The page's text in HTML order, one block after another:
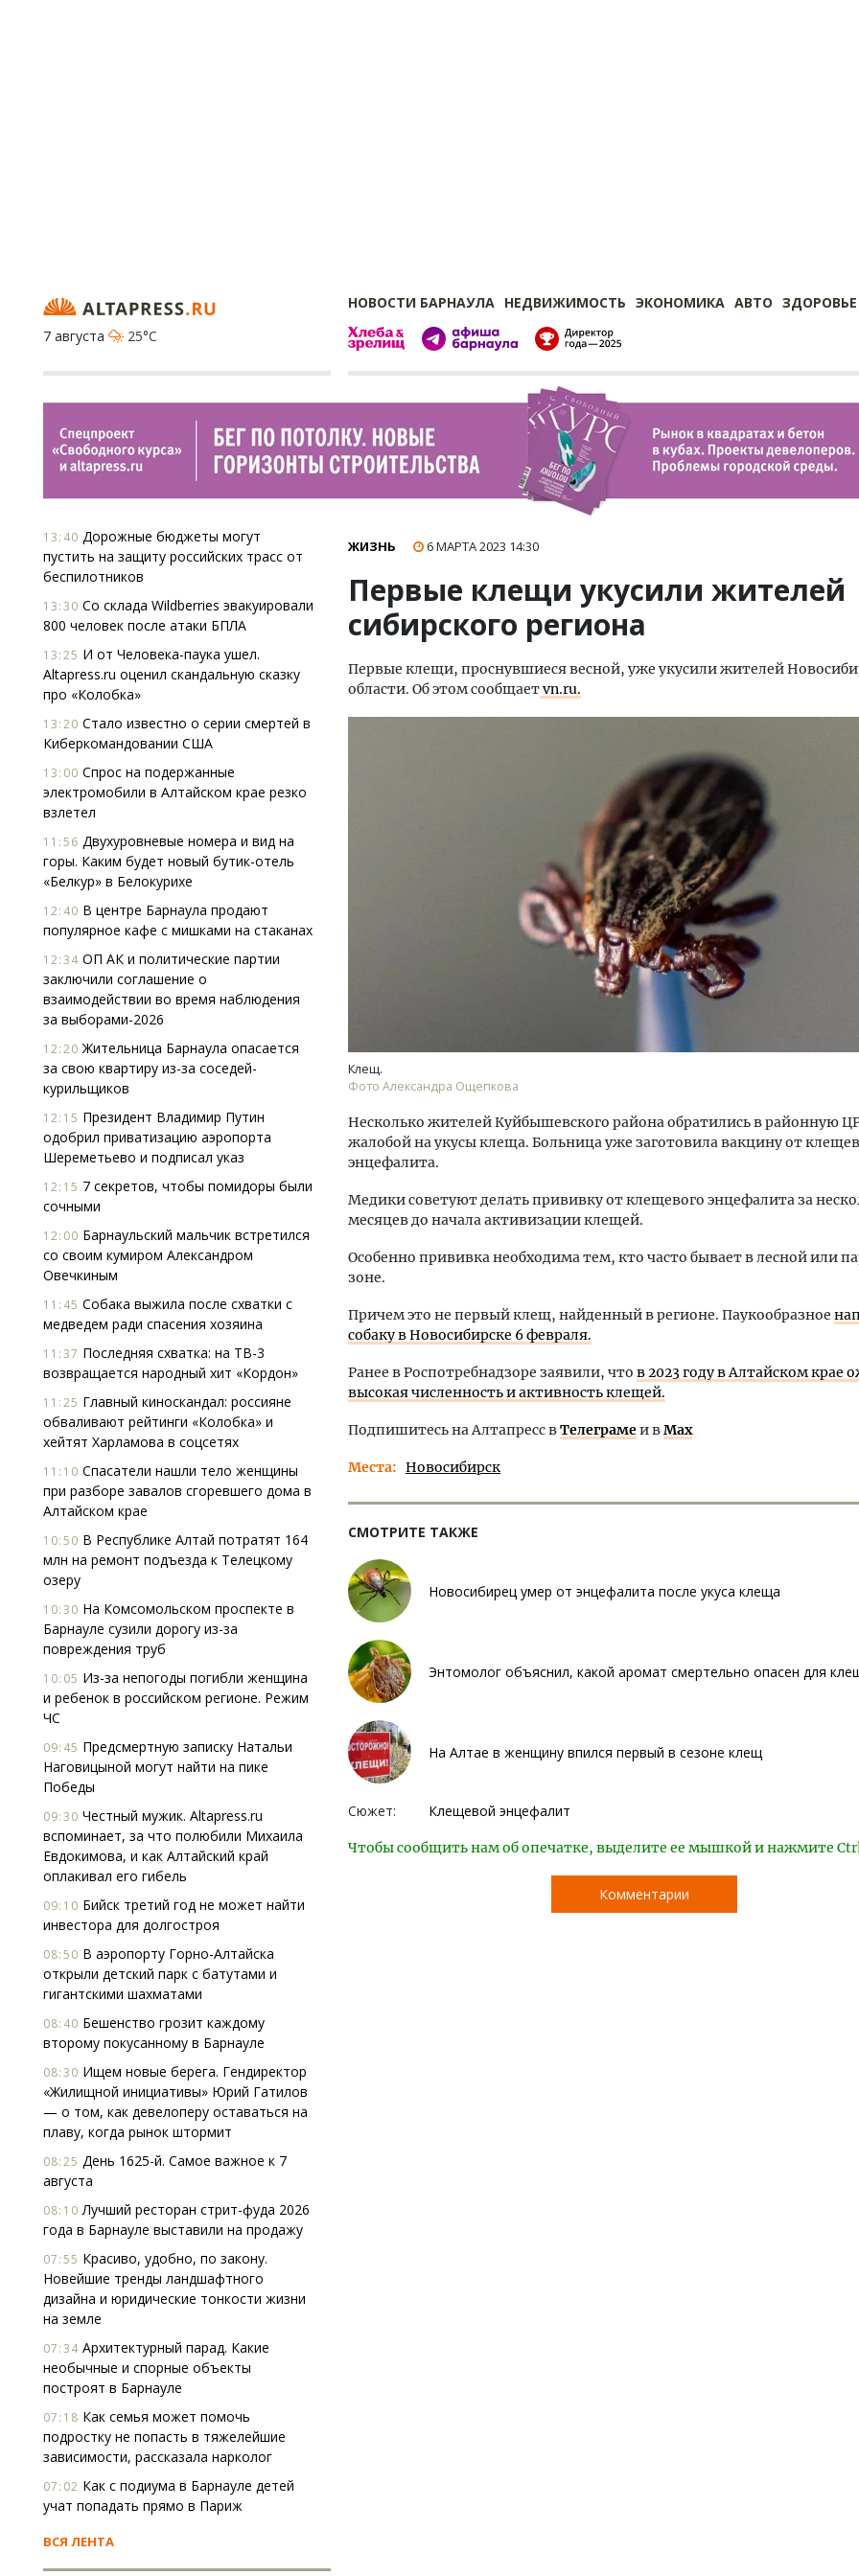
НОВОСТИ БАРНАУЛА НЕДВИЖИМОСТЬ ЭКОНОМИКА АВТО ЗДОРОВЬЕ
7 августа
25°C
13:40 Дорожные бюджеты могут
пустить на защиту российских трасс от
беспилотников
13:30 Со склада Wildberries эвакуировали
800 человек после атаки БПЛА
13:25 И от Человека-паука ушел.
Altapress.ru оценил скандальную сказку
про «Колобка»
13:20 Стало известно о серии смертей в
Киберкомандовании США
13:00 Спрос на подержанные
электромобили в Алтайском крае резко
взлетел
11:56 Двухуровневые номера и вид на
горы. Каким будет новый бутик-отель
«Белкур» в Белокурихе
12:40 В центре Барнаула продают
популярное кафе с мишками на стаканах
12:34 ОП АК и политические партии
заключили соглашение о
взаимодействии во время наблюдения
за выборами-2026
12:20 Жительница Барнаула опасается
за свою квартиру из-за соседей-
курильщиков
12:15 Президент Владимир Путин
одобрил приватизацию аэропорта
Шереметьево и подписал указ
12:15 7 секретов, чтобы помидоры были
сочными
12:00 Барнаульский мальчик встретился
со своим кумиром Александром
Овечкиным
11:45 Собака выжила после схватки с
медведем ради спасения хозяина
11:37 Последняя схватка: на ТВ-3
возвращается народный хит «Кордон»
11:25 Главный киноскандал: россияне
обваливают рейтинги «Колобка» и
хейтят Харламова в соцсетях
11:10 Спасатели нашли тело женщины
при разборе завалов сгоревшего дома в
Алтайском крае
10:50 В Республике Алтай потратят 164
млн на ремонт подъезда к Телецкому
озеру
10:30 На Комсомольском проспекте в
Барнауле сузили дорогу из-за
повреждения труб
10:05 Из-за непогоды погибли женщина
и ребенок в российском регионе. Режим
ЧС
09:45 Предсмертную записку Натальи
Наговицыной могут найти на пике
Победы
09:30 Честный мужик. Altapress.ru
вспоминает, за что полюбили Михаила
Евдокимова, и как Алтайский край
оплакивал его гибель
09:10 Бийск третий год не может найти
инвестора для долгостроя
08:50 В аэропорту Горно-Алтайска
открыли детский парк с батутами и
гигантскими шахматами
08:40 Бешенство грозит каждому
второму покусанному в Барнауле
08:30 Ищем новые берега. Гендиректор
«Жилищной инициативы» Юрий Гатилов
— о том, как девелоперу оставаться на
плаву, когда рынок штормит
08:25 День 1625-й. Самое важное к 7
августа
08:10 Лучший ресторан стрит-фуда 2026
года в Барнауле выставили на продажу
07:55 Красиво, удобно, по закону.
Новейшие тренды ландшафтного
дизайна и юридические тонкости жизни
на земле
07:34 Архитектурный парад. Какие
необычные и спорные объекты
построят в Барнауле
07:18 Как семья может помочь
подростку не попасть в тяжелейшие
зависимости, рассказала нарколог
07:02 Как с подиума в Барнауле детей
учат попадать прямо в Париж
ВСЯ ЛЕНТА
ЖИЗНЬ 6 МАРТА 2023 14:30
Первые клещи укусили жителей
сибирского региона
Первые клещи, проснувшиеся весной, уже укусили жителей
области. Об этом сообщаетvn.ru.
Клещ.
Фото Александра Ощепкова
Несколько жителей Куйбышевского района обратились в районную
жалобой на укусы клеща. Больница уже заготовила вакцину от
энцефалита.
Медики советуют делать прививку от клещевого энцефалита за
месяцев до начала активизации клещей.
Особенно прививка необходима тем, кто часто бывает в лесной или
зоне.
Причем это не первый клещ, найденный в регионе. Паукообразное
собаку в Новосибирске 6 февраля.
Ранее в Роспотребнадзоре заявили, что в 2023 году в Алтайском крае
высокая численность и активность клещей.
Подпишитесь на Алтапресс вТелеграмеи вMax
Места Новосибирск
СМОТРИТЕ ТАКЖЕ
Новосибирец умер от энцефалита после укуса клеща
Энтомолог объяснил, какой аромат смертельно опасен для
На Алтае в женщину впился первый в сезоне клещ
Сюжет: Клещевой энцефалит
Чтобы сообщить нам об опечатке, выделите ее мышкой и нажмите
Комментарии
оставаться на плаву, когда рынок
штормит
СТРОИТЕЛЬСТВО
Генеральный директор